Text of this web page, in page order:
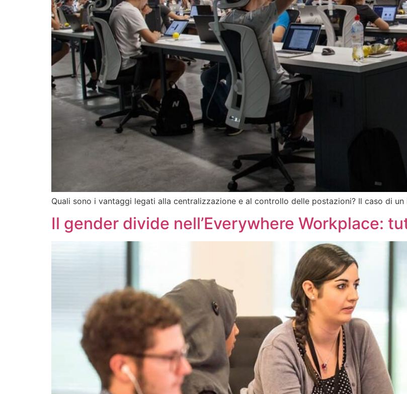
Quali sono i vantaggi legati alla centralizzazione e al controllo delle postazioni? Il caso di
Il gender divide nell’Everywhere Workplace: